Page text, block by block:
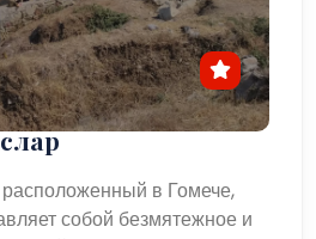
в Гомече,
собой безмятежное и